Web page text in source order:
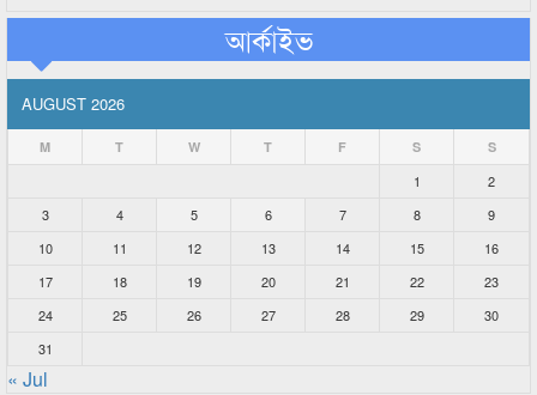
আর্কাইভ
AUGUST 2026
M T W T F S S
1
2
3
4 5 6 7 8
9
10
11 12 13 14 15
16
17
18 19 20 21 22
23
24
25 26 27 28 29
30
31
« Jul